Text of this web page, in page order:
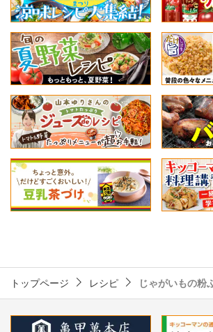
トップページ レシピ じゃがいもの粉